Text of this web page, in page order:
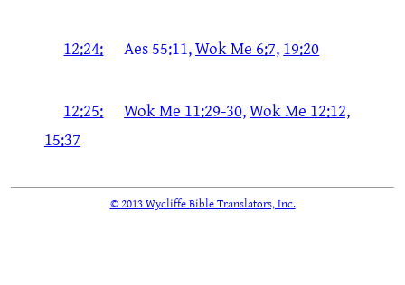
12:24: Aes 55:11,Wok Me 6:7,19:20
12:25: Wok Me 11:29-30,Wok Me 12:12,
15:37
© 2013 Wycliffe Bible Translators, Inc.